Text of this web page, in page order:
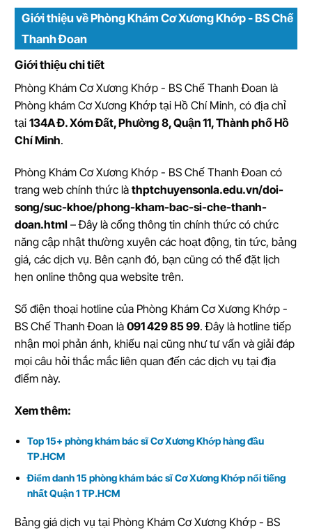
Giới thiệu về Phòng Khám Cơ Xương Khớp - BS Chế
Thanh Đoan
Giới thiệu chi tiết
Phòng Khám Cơ Xương Khớp - BS Chế Thanh Đoan là
Phòng khám Cơ Xương Khớp tại Hồ Chí Minh, có địa chỉ
tại 134A Đ. Xóm Đất, Phường 8, Quận 11, Thành phố Hồ
Chí Minh.
Phòng Khám Cơ Xương Khớp - BS Chế Thanh Đoan có
trang web chính thức là thptchuyensonla.edu.vn/doi-
song/suc-khoe/phong-kham-bac-si-che-thanh-
doan.html – Đây là cổng thông tin chính thức có chức
năng cập nhật thường xuyên các hoạt động, tin tức, bảng
giá, các dịch vụ. Bên cạnh đó, bạn cũng có thể đặt lịch
hẹn online thông qua website trên.
Số điện thoại hotline của Phòng Khám Cơ Xương Khớp -
BS Chế Thanh Đoan là 091 429 85 99. Đây là hotline tiếp
nhận mọi phản ánh, khiếu nại cũng như tư vấn và giải đáp
mọi câu hỏi thắc mắc liên quan đến các dịch vụ tại địa
điểm này.
Xem thêm:
Top 15+ phòng khám bác sĩ Cơ Xương Khớp hàng đầu
TP.HCM
Điểm danh 15 phòng khám bác sĩ Cơ Xương Khớp nổi tiếng
nhất Quận 1 TP.HCM
Bảng giá dịch vụ tại Phòng Khám Cơ Xương Khớp - BS